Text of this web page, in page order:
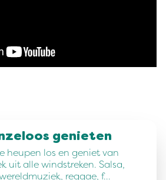
genieten
heupen los en geniet van
uit alle windstreken. Salsa,
reggae, f…